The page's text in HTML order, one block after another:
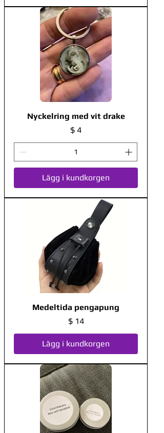
Nyckelring med vit drake
Pris
$ 4
Lägg i kundkorgen
Medeltida pengapung
Pris
$ 14
Lägg i kundkorgen